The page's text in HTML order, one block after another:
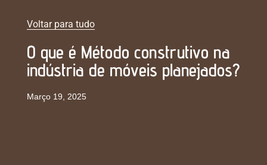
Voltar para tudo
O que é Método construtivo na
indústria de móveis planejados?
Março 19, 2025